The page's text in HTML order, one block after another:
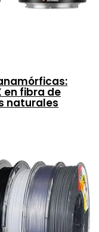
en fibra de
naturales